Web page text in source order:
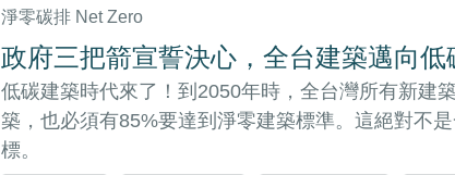
淨零碳排 Net Zero
政府三把箭宣誓決心，全台建築邁向低
低碳建築時代來了！到2050年時，全台灣所有新建
築，也必須有85%要達到淨零建築標準。這絕對不
標。